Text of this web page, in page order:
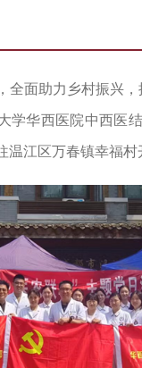
全面助力乡村振兴
学华西医院中西医
江区万春镇幸福村